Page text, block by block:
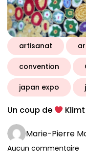
artisanat
convention
japan expo
Un coup de Klimt
Marie-Pierre
Aucun commentaire